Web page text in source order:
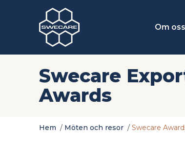
Om oss
Swecare
Awards
Hem / Möten och resor / Swecare